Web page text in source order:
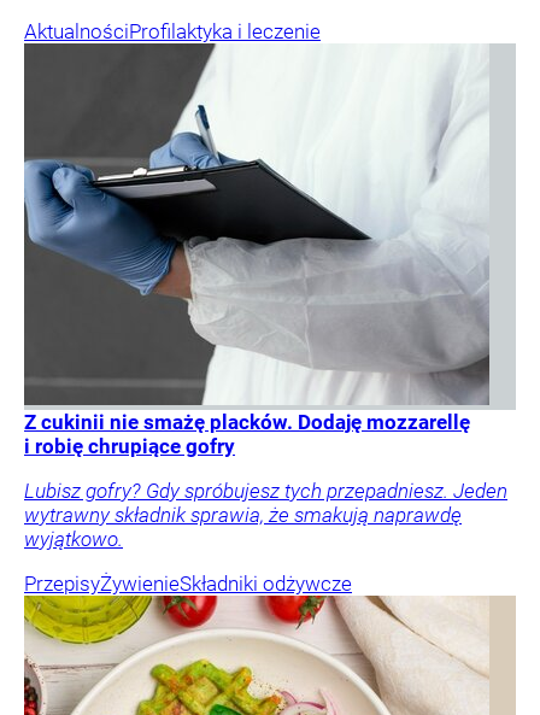
AktualnościProfilaktyka i leczenie
Z cukinii nie smażę placków. Dodaję mozzarellę
i robię chrupiące gofry
Lubisz gofry? Gdy spróbujesz tych przepadniesz. Jeden
wytrawny składnik sprawia, że smakują naprawdę
wyjątkowo.
PrzepisyŻywienieSkładniki odżywcze